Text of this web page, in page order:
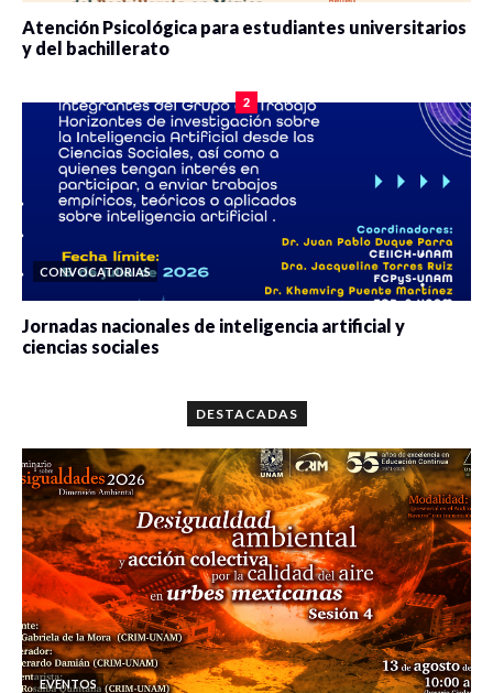
Atención Psicológica para estudiantes universitarios
y del bachillerato
2
CONVOCATORIAS
Jornadas nacionales de inteligencia artificial y
ciencias sociales
DESTACADAS
EVENTOS